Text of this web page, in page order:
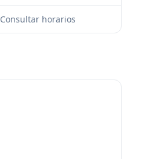
Consultar horarios